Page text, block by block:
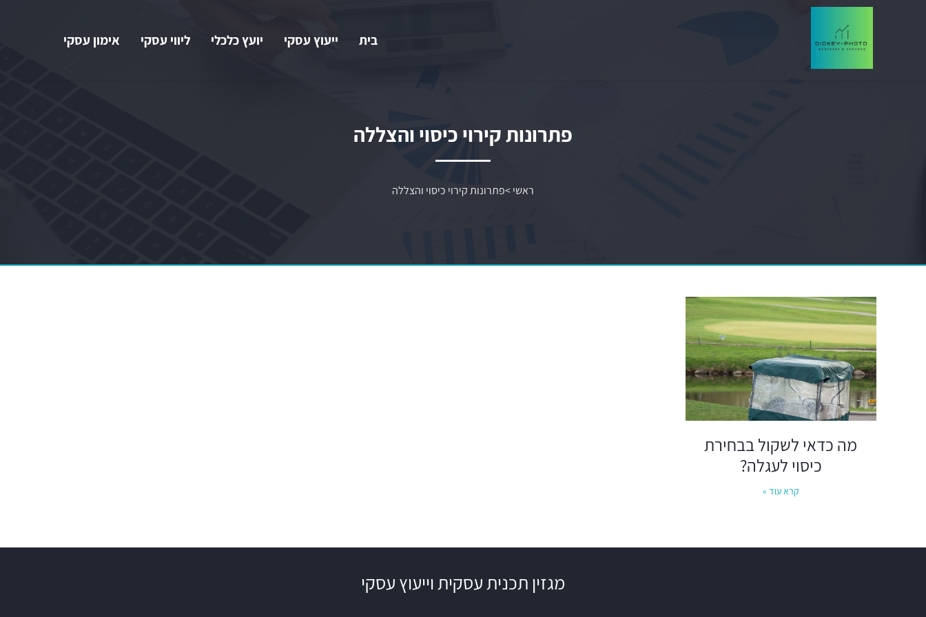
בית ייעוץ עסקי יועץ כלכלי ליווי עסקי אימון עסקי
פתרונות קירוי כיסוי והצללה
ראשי>פתרונות קירוי כיסוי והצללה
מה כדאי לשקול בבחירת
כיסוי לעגלה?
קרא עוד »
מגזין תכנית עסקית וייעוץ עסקי